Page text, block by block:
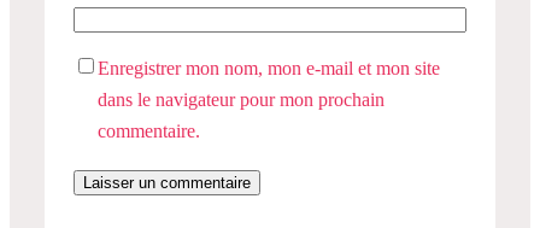
Enregistrer mon nom, mon e-mail et mon site
dans le navigateur pour mon prochain
commentaire.